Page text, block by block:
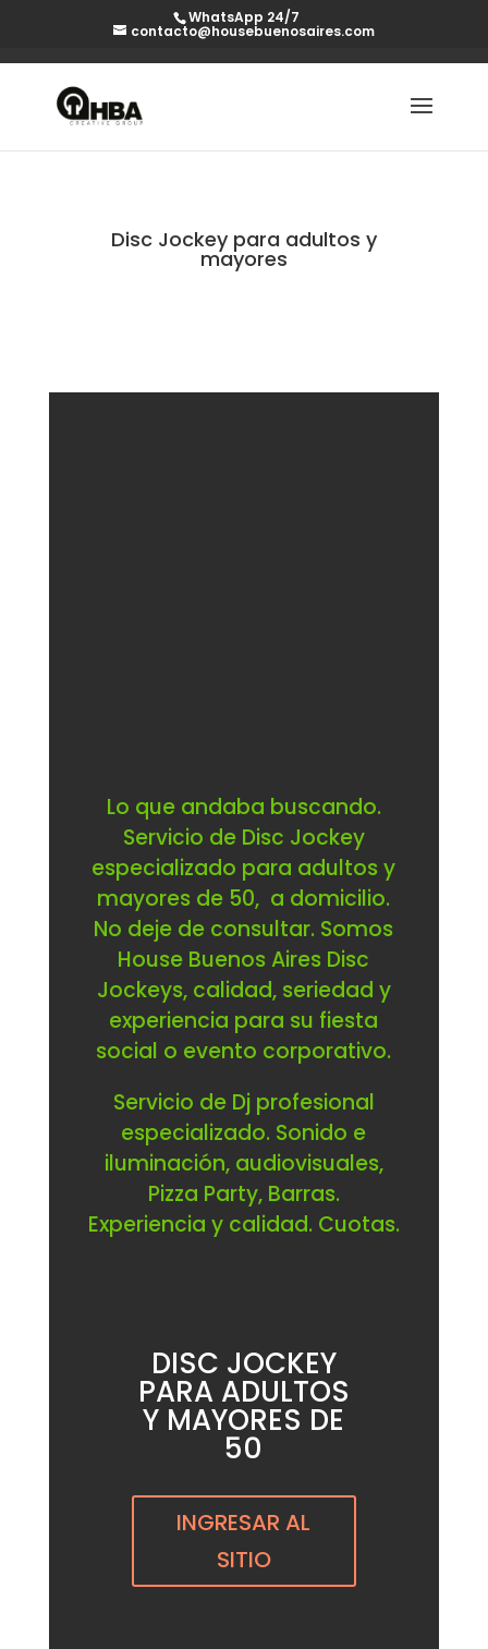
WhatsApp 24/7
contacto@housebuenosaires.com
Disc Jockey para adultos y
mayores
Lo que andaba buscando.
Servicio de Disc Jockey
especializado para adultos y
mayores de 50, a domicilio.
No deje de consultar. Somos
House Buenos Aires Disc
Jockeys, calidad, seriedad y
experiencia para su fiesta
social o evento corporativo.
Servicio de Dj profesional
especializado. Sonido e
iluminación, audiovisuales,
Pizza Party, Barras.
Experiencia y calidad. Cuotas.
DISC JOCKEY
PARA ADULTOS
Y MAYORES DE
50
INGRESAR AL
SITIO